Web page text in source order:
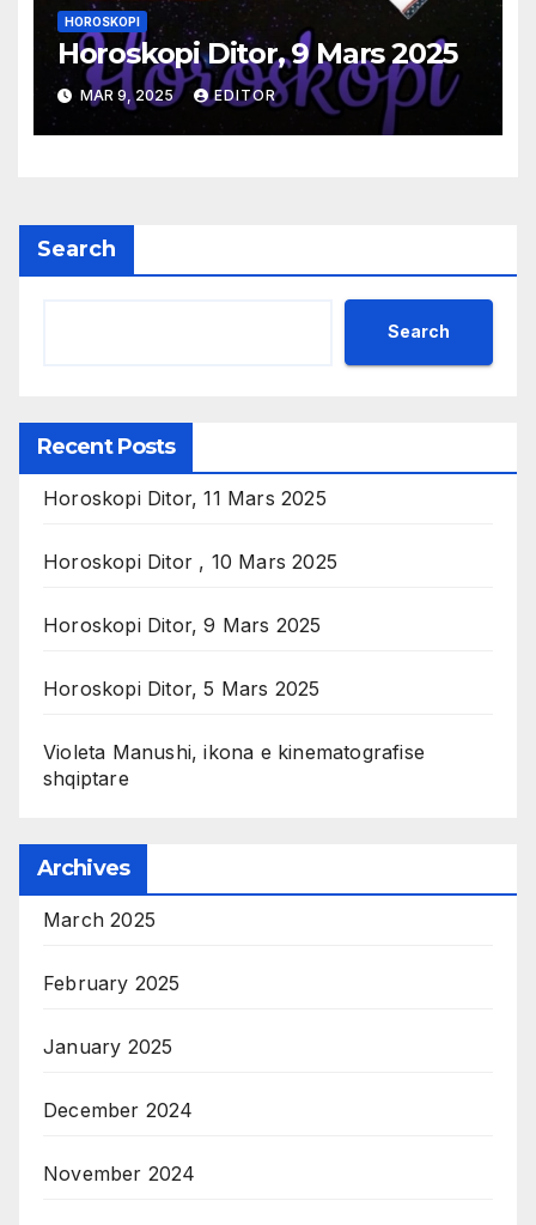
HOROSKOPI
Horoskopi Ditor, 9 Mars 2025
MAR 9, 2025 EDITOR
Search
Search
Recent Posts
Horoskopi Ditor, 11 Mars 2025
Horoskopi Ditor , 10 Mars 2025
Horoskopi Ditor, 9 Mars 2025
Horoskopi Ditor, 5 Mars 2025
Violeta Manushi, ikona e kinematografise
shqiptare
Archives
March 2025
February 2025
January 2025
December 2024
November 2024